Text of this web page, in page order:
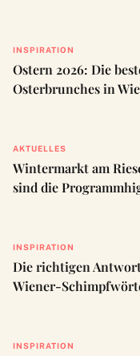
INSPIRATION
Ostern 2026: Die
Osterbrunches in
AKTUELLES
Wintermarkt am
sind die
INSPIRATION
Die richtigen
Wiener-
INSPIRATION